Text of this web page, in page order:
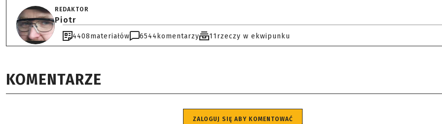
REDAKTOR
Piotr
4408materiałów 6544 komentarzy 11rzeczy w ekwipunku
KOMENTARZE
ZALOGUJ SIĘ ABY KOMENTOWAĆ